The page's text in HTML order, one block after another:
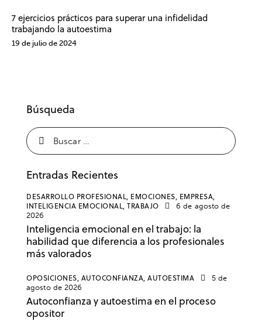
7 ejercicios prácticos para superar una infidelidad
trabajando la autoestima
19 de julio de 2024
Búsqueda
Entradas Recientes
DESARROLLO PROFESIONAL, EMOCIONES, EMPRESA,
INTELIGENCIA EMOCIONAL, TRABAJO
6 de agosto de
2026
Inteligencia emocional en el trabajo: la
habilidad que diferencia a los profesionales
más valorados
OPOSICIONES, AUTOCONFIANZA, AUTOESTIMA
5 de
agosto de 2026
Autoconfianza y autoestima en el proceso
opositor